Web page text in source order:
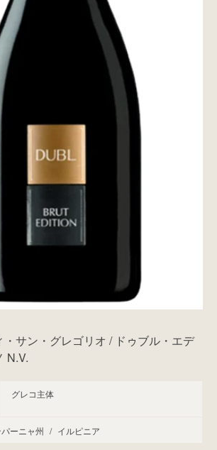
サン・グレゴリオ / ドゥブル・エデ
N.V.
グレコ主体
ーニャ州 / イルピニア